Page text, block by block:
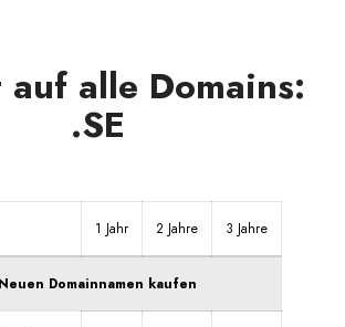
auf alle Domains:
.SE
1 Jahr 2 Jahre 3 Jahre
Neuen Domainnamen kaufen